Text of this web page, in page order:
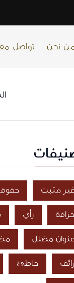
نحن تواصل
غير مثبت
خرافة رأي
عنوان مضلل
زائف خاطئ